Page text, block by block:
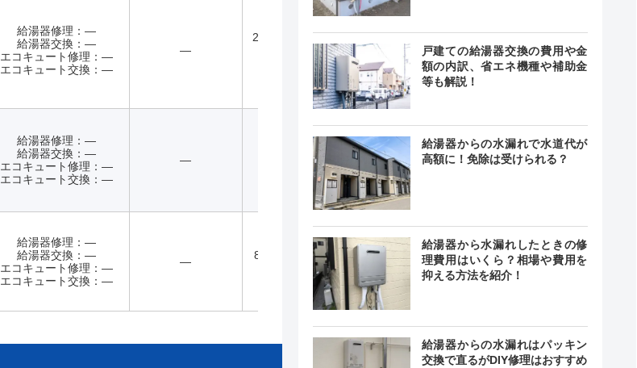
給湯器修理：―
給湯器交換：―
エコキュート修理：―
エコキュート交換：―
―
24時間365日
最短20分
給湯器修理：―
給湯器交換：―
エコキュート修理：―
エコキュート交換：―
― 最短15分
給湯器修理：―
給湯器交換：―
エコキュート修理：―
エコキュート交換：―
―
8:00～17:00
戸建ての給湯器交換の費用や金
額の内訳、省エネ機種や補助金
等も解説！
給湯器からの水漏れで水道代が
高額に！免除は受けられる？
給湯器から水漏れしたときの修
理費用はいくら？相場や費用を
抑える方法を紹介！
給湯器からの水漏れはパッキン
交換で直るがDIY修理はおすすめ